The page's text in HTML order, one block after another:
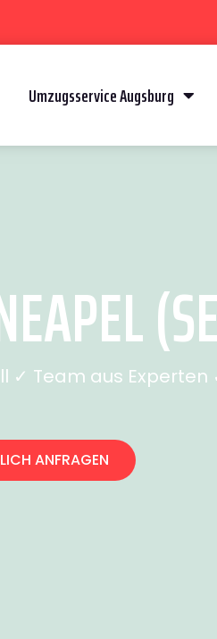
Umzugsservice Augsburg
✓ Team aus
ANFRAGEN